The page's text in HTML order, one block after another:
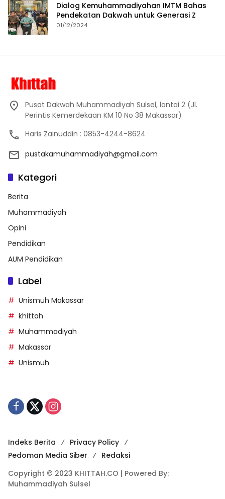
Dialog Kemuhammadiyahan IMTM Bahas
Pendekatan Dakwah untuk Generasi Z
01/12/2024
Pusat Dakwah Muhammadiyah Sulsel, lantai 2 (Jl.
Perintis Kemerdekaan KM 10 No 38 Makassar)
Haris Zainuddin : 0853-4244-8624
pustakamuhammadiyah@gmail.com
Kategori
Berita
Muhammadiyah
Opini
Pendidikan
AUM Pendidikan
Label
Unismuh Makassar
khittah
Muhammadiyah
Makassar
Unismuh
Indeks Berita
Privacy Policy
Pedoman Media Siber
Redaksi
Copyright © 2023 KHITTAH.CO | Powered By:
Muhammadiyah Sulsel